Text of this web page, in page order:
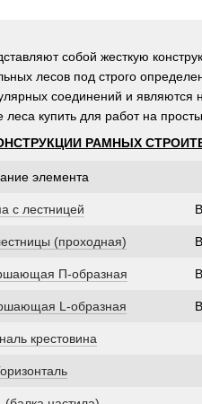
собой жесткую
лесов под строго
соединений и являются
леса купить для работ на
РАМНЫХ
элемента
с лестницей
(проходная)
П-образная
L-образная
крестовина